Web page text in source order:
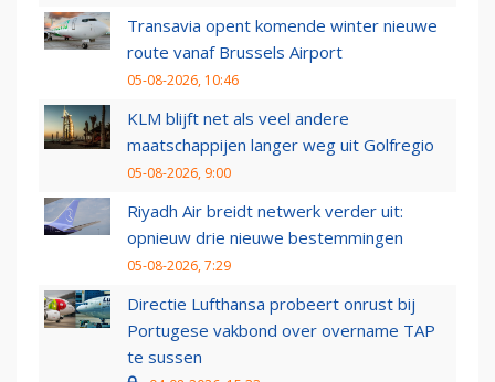
Transavia opent komende winter nieuwe
route vanaf Brussels Airport
05-08-2026, 10:46
KLM blijft net als veel andere
maatschappijen langer weg uit Golfregio
05-08-2026, 9:00
Riyadh Air breidt netwerk verder uit:
opnieuw drie nieuwe bestemmingen
05-08-2026, 7:29
Directie Lufthansa probeert onrust bij
Portugese vakbond over overname TAP
te sussen